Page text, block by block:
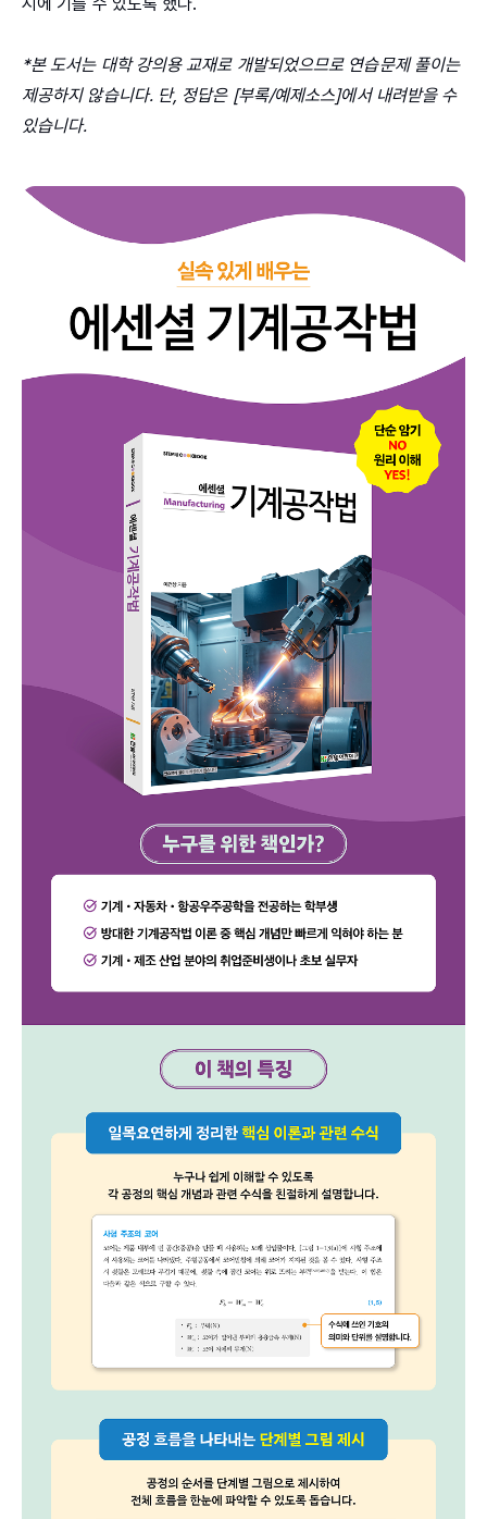
*본 도서는 대학 강의용 교재로 개발되었으므로 연습문제 풀이는
제공하지 않습니다. 단, 정답은 [부록/예제소스]에서 내려받을 수
있습니다.